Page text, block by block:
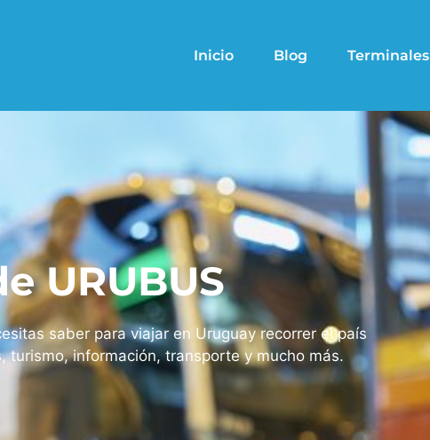
Inicio Blog Terminales
URUBUS
saber para viajar en Uruguay recorrer el país
información, transporte y mucho más.